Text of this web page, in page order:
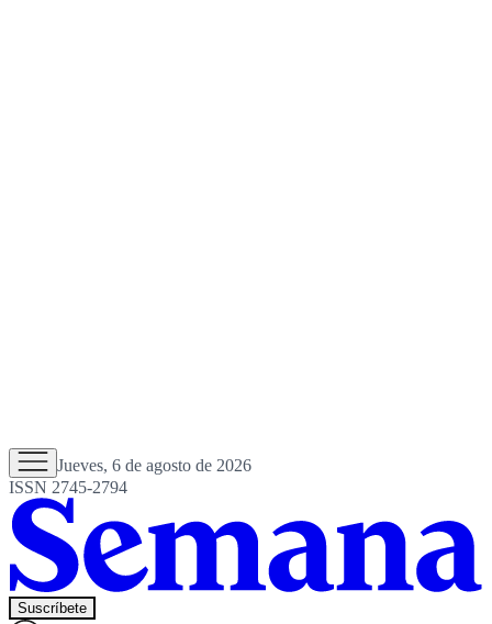
Jueves, 6 de agosto de 2026
ISSN 2745-2794
Suscríbete